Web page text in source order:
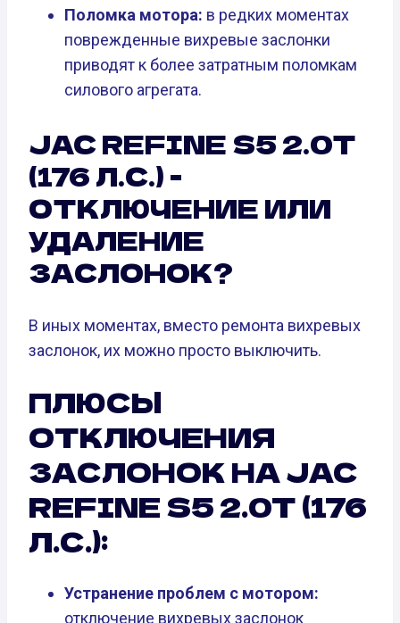
Поломка мотора: в редких моментах
поврежденные вихревые заслонки
приводят к более затратным поломкам
силового агрегата.
JAC REFINE S5 2.0T
(176 Л.С.) -
ОТКЛЮЧЕНИЕ ИЛИ
УДАЛЕНИЕ
ЗАСЛОНОК?
В иных моментах, вместо ремонта вихревых
заслонок, их можно просто выключить.
ПЛЮСЫ
ОТКЛЮЧЕНИЯ
ЗАСЛОНОК НА JAC
REFINE S5 2.0T (176
Л.С.):
Устранение проблем с мотором:
отключение вихревых заслонок